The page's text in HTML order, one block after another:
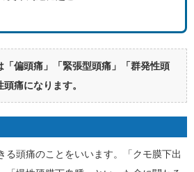
偏頭痛」「緊張型頭痛」「群発性頭
痛になります。
る頭痛のことをいいます。「クモ膜下出